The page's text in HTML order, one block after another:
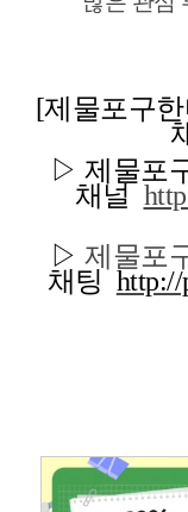
[제물포구
▷ 제물포
채널
▷ 제물포
채팅 http://